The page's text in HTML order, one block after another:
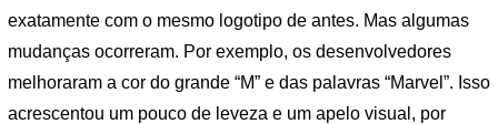
exatamente com o mesmo logotipo de antes. Mas algumas
mudanças ocorreram. Por exemplo, os desenvolvedores
melhoraram a cor do grande “M” e das palavras “Marvel”. Isso
acrescentou um pouco de leveza e um apelo visual, por